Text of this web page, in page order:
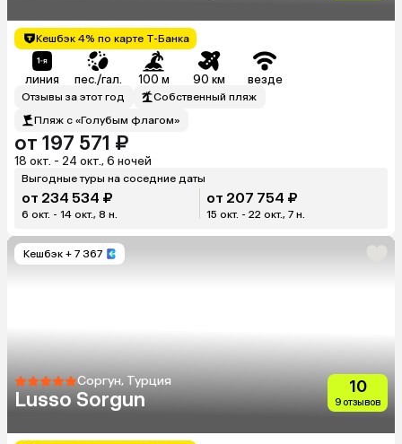
Кешбэк 4% по карте Т-Банка
линия пес./гал. 100 м 90 км везде
Отзывы за этот год
Собственный пляж
Пляж с «Голубым флагом»
от 197 571 ₽
18 окт. - 24 окт., 6 ночей
Выгодные туры на соседние даты
от 234 534 ₽
6 окт. - 14 окт., 8 н.
от 207 754 ₽
15 окт. - 22 окт., 7 н.
Кешбэк + 7 367
Соргун, Турция
Lusso Sorgun
10
9 отзывов